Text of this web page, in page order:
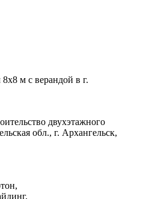
м с верандой в г.
двухэтажного
обл., г. Архангельск,